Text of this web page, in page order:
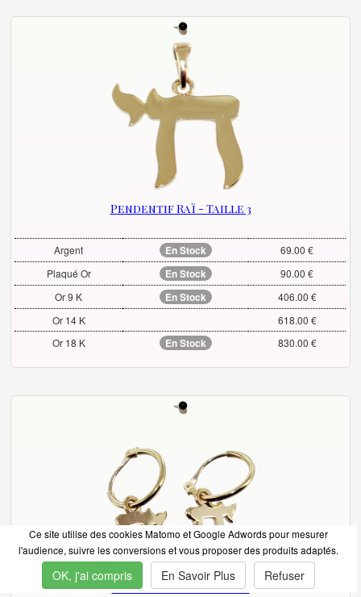
Ce site utilise des cookies Matomo et Google Adwords pour mesurer
l'audience, suivre les conversions et vous proposer des produits adaptés.
OK, j'ai compris En Savoir Plus Refuser
Pendentif Raï - Taille 3
Argent En Stock
69.00 €
Plaqué Or
En Stock
90.00 €
Or 9 K
En Stock
406.00 €
Or 14 K
618.00 €
Or 18 K
En Stock 830.00 €
Boucles d'oreilles Raï